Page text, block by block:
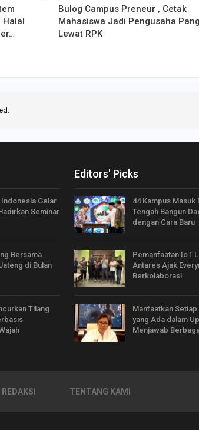
Halal
Bulog Campus Preneur , Cetak
Mahasiswa Jadi Pengusaha
Lewat RPK
Gelar
Seminar
Bersama
di Bulan
Tilang
Editors' Picks
44 Kampus Masuk
Tengah Bangun
dengan Cara Baru
Pemanfaatan IoT
Antares Ajak
Berkolaborasi
Manfaatkan
yang Ada dalam
Menjawab
REDAKSI TENTANG KAMI